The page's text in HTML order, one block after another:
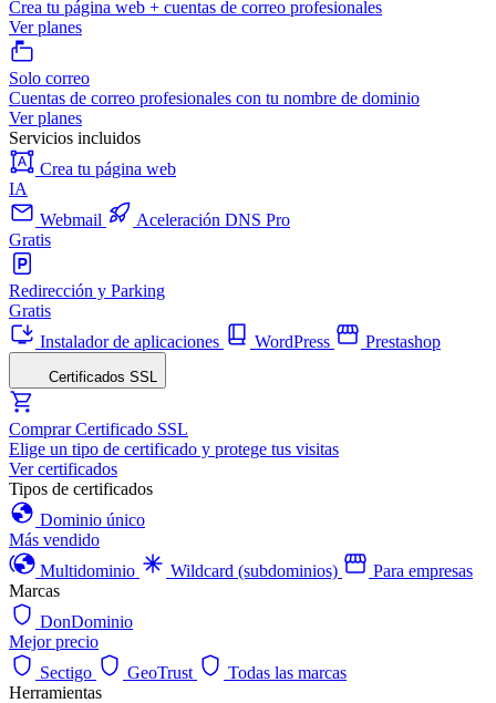
Crea tu página web + cuentas de correo profesionales
Ver planes
Solo correo
Cuentas de correo profesionales con tu nombre de dominio
Ver planes
Servicios incluidos
Crea tu página web
IA
Webmail
Aceleración DNS Pro
Gratis
Redirección y Parking
Gratis
Instalador de aplicaciones
WordPress Prestashop
Certificados SSL
Comprar Certificado SSL
Elige un tipo de certificado y protege tus visitas
Ver certificados
Tipos de certificados
Dominio único
Más vendido
Multidominio
Wildcard (subdominios)
Para empresas
Marcas
DonDominio
Mejor precio
Sectigo
GeoTrust
Todas las marcas
Herramientas